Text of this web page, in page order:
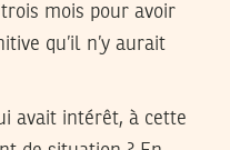
mois pour avoir
qu’il n’y aurait
avait intérêt, à cette